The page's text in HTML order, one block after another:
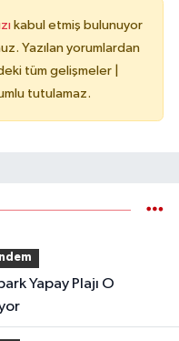
kabul etmiş bulunuyor
Yazılan yorumlardan
tüm gelişmeler |
tutulamaz.